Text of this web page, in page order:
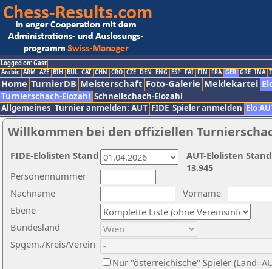
Logged on: Gast
Arabic ARM AZE BIH BUL CAT CHN CRO CZE DEN ENG ESP FAI FIN FRA GER GRE INA
Home TurnierDB Meisterschaft Foto-Galerie Meldekartei
Turnierschach-Elozahl Schnellschach-Elozahl
Allgemeines Turnier anmelden: AUT FIDE Spieler anmelden Elo
Willkommen bei den offiziellen
Nachname
Vorname
Ebene
Personennummer
Bundesland
Spgem./Kreis/Verein
Nur "österreichische" Spieler
AUT-Elolisten
13.945
FIDE-Elolisten Stand